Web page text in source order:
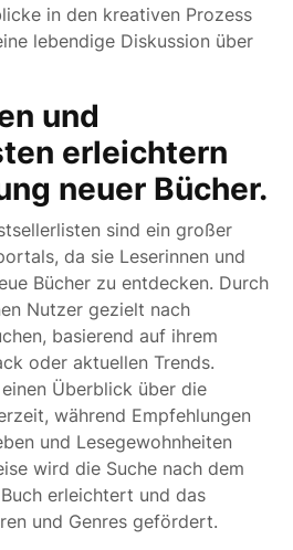
in den kreativen Prozess
lebendige Diskussion über
und
erleichtern
neuer Bücher.
sind ein großer
da sie Leserinnen und
Bücher zu entdecken. Durch
Nutzer gezielt nach
basierend auf ihrem
oder aktuellen Trends.
Überblick über die
während Empfehlungen
und Lesegewohnheiten
wird die Suche nach dem
erleichtert und das
und Genres gefördert.